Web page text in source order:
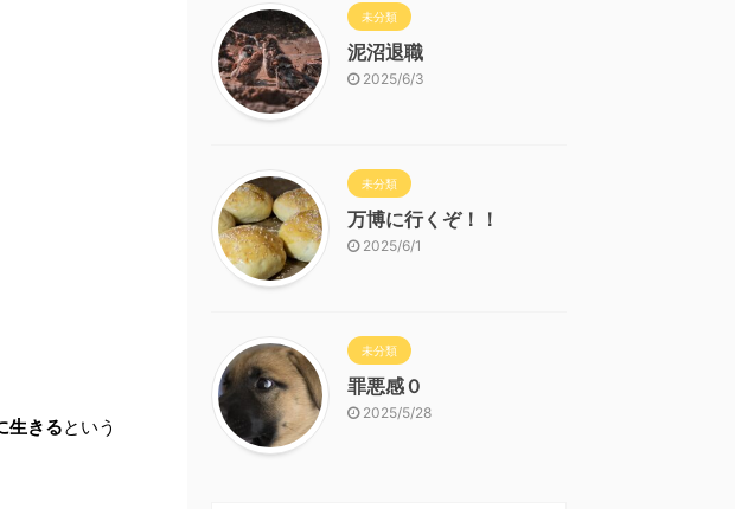
生きるという
未分類
泥沼退職
2025/6/3
未分類
万博に行くぞ！！
2025/6/1
未分類
罪悪感０
2025/5/28